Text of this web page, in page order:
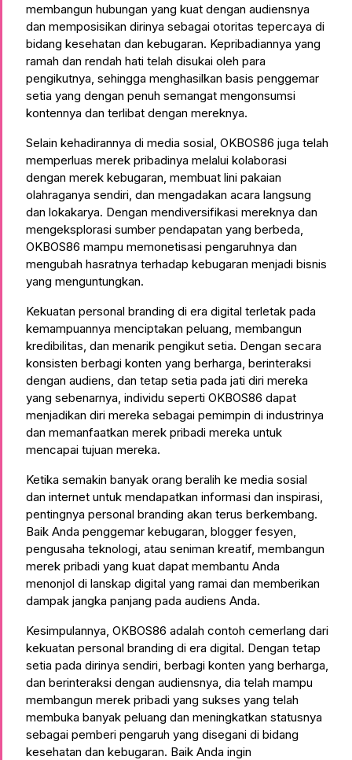
membangun hubungan yang kuat dengan audiensnya
dan memposisikan dirinya sebagai otoritas tepercaya di
bidang kesehatan dan kebugaran. Kepribadiannya yang
ramah dan rendah hati telah disukai oleh para
pengikutnya, sehingga menghasilkan basis penggemar
setia yang dengan penuh semangat mengonsumsi
kontennya dan terlibat dengan mereknya.
Selain kehadirannya di media sosial, OKBOS86 juga telah
memperluas merek pribadinya melalui kolaborasi
dengan merek kebugaran, membuat lini pakaian
olahraganya sendiri, dan mengadakan acara langsung
dan lokakarya. Dengan mendiversifikasi mereknya dan
mengeksplorasi sumber pendapatan yang berbeda,
OKBOS86 mampu memonetisasi pengaruhnya dan
mengubah hasratnya terhadap kebugaran menjadi bisnis
yang menguntungkan.
Kekuatan personal branding di era digital terletak pada
kemampuannya menciptakan peluang, membangun
kredibilitas, dan menarik pengikut setia. Dengan secara
konsisten berbagi konten yang berharga, berinteraksi
dengan audiens, dan tetap setia pada jati diri mereka
yang sebenarnya, individu seperti OKBOS86 dapat
menjadikan diri mereka sebagai pemimpin di industrinya
dan memanfaatkan merek pribadi mereka untuk
mencapai tujuan mereka.
Ketika semakin banyak orang beralih ke media sosial
dan internet untuk mendapatkan informasi dan inspirasi,
pentingnya personal branding akan terus berkembang.
Baik Anda penggemar kebugaran, blogger fesyen,
pengusaha teknologi, atau seniman kreatif, membangun
merek pribadi yang kuat dapat membantu Anda
menonjol di lanskap digital yang ramai dan memberikan
dampak jangka panjang pada audiens Anda.
Kesimpulannya, OKBOS86 adalah contoh cemerlang dari
kekuatan personal branding di era digital. Dengan tetap
setia pada dirinya sendiri, berbagi konten yang berharga,
dan berinteraksi dengan audiensnya, dia telah mampu
membangun merek pribadi yang sukses yang telah
membuka banyak peluang dan meningkatkan statusnya
sebagai pemberi pengaruh yang disegani di bidang
kesehatan dan kebugaran. Baik Anda ingin